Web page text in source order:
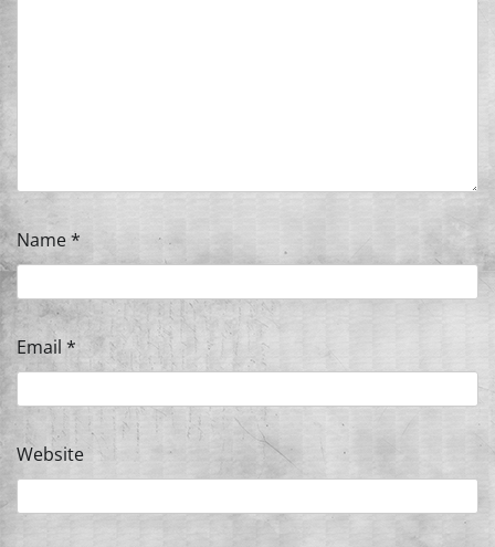
Name*
Email *
Website